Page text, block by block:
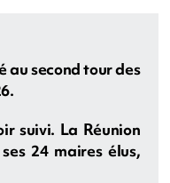
au second tour des
suivi. La Réunion
24 maires élus,